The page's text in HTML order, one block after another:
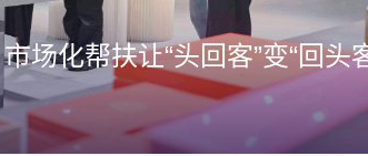
场化帮扶让“头回客”变“回头